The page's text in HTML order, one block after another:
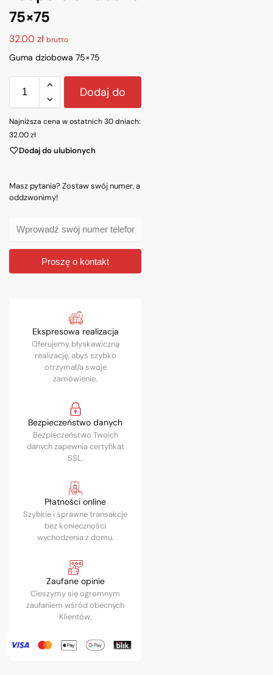
75×75
32.00zł brutto
Guma dziobowa 75×75
Dodaj do
koszyka
Najniższa cena w ostatnich 30 dniach:
32.00zł
Dodaj do ulubionych
Masz pytania? Zostaw swój numer, a
oddzwonimy!
Proszę o kontakt
Ekspresowa realizacja
Oferujemy błyskawiczną
realizację, abyś szybko
otrzymał/a swoje
zamówienie.
Bezpieczeństwo danych
Bezpieczeństwo Twoich
danych zapewnia certyfikat
SSL.
Płatności online
Szybkie i sprawne transakcje
bez konieczności
wychodzenia z domu.
Zaufane opinie
Cieszymy się ogromnym
zaufaniem wśród obecnych
Klientów.